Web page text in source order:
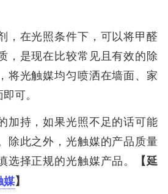
，在光照条件下，可以将甲醛
，是现在比较常见且有效的除
将光触媒均匀喷洒在墙面、家
可。
加持，如果光照不足的话可能
除此之外，光触媒的产品质量
择正规的光触媒产品。
【延
媒】